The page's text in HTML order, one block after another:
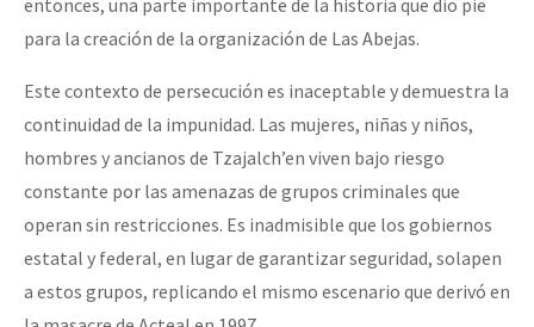
para la creación de la organización de Las Abejas.
Este contexto de persecución es inaceptable y demuestra la
continuidad de la impunidad. Las mujeres, niñas y niños,
hombres y ancianos de Tzajalch’en viven bajo riesgo
constante por las amenazas de grupos criminales que
operan sin restricciones. Es inadmisible que los gobiernos
estatal y federal, en lugar de garantizar seguridad, solapen
a estos grupos, replicando el mismo escenario que derivó en